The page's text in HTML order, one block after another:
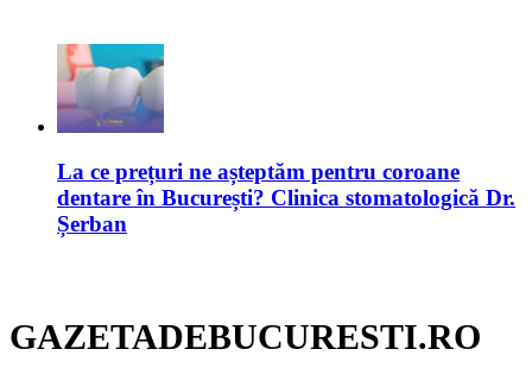
La ce prețuri ne așteptăm pentru coroane
dentare în București? Clinica stomatologică Dr.
Șerban
GAZETADEBUCURESTI.RO